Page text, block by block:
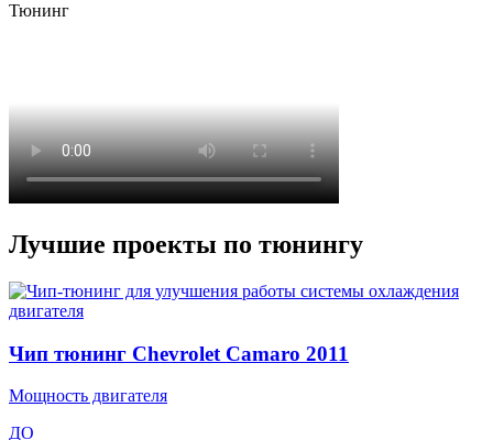
Тюнинг
Лучшие проекты по тюнингу
Чип тюнинг Chevrolet Camaro 2011
Мощность двигателя
ДО